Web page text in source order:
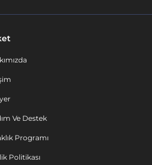
Ve Destek
Programı
Politikası